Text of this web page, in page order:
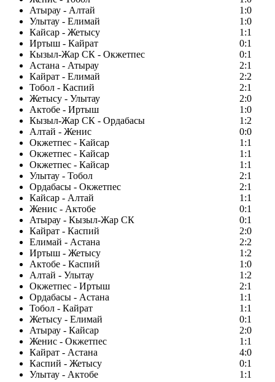
Атырау - Алтай
1:0
Улытау - Елимай
1:0
Кайсар - Жетысу
1:1
Иртыш - Кайрат
0:1
Кызыл-Жар СК - Окжетпес
0:1
Астана - Атырау
2:1
Кайрат - Елимай
2:2
Тобол - Каспий
2:1
Жетысу - Улытау
2:0
Актобе - Иртыш
1:0
Кызыл-Жар СК - Ордабасы
1:2
Алтай - Женис
0:0
Окжетпес - Кайсар
1:1
Окжетпес - Кайсар
1:1
Окжетпес - Кайсар
1:1
Улытау - Тобол
2:1
Ордабасы - Окжетпес
2:1
Кайсар - Алтай
1:1
Женис - Актобе
0:1
Атырау - Кызыл-Жар СК
0:1
Кайрат - Каспий
2:0
Елимай - Астана
2:2
Иртыш - Жетысу
1:2
Актобе - Каспий
1:0
Алтай - Улытау
1:2
Окжетпес - Иртыш
2:1
Ордабасы - Астана
1:1
Тобол - Кайрат
1:1
Жетысу - Елимай
0:1
Атырау - Кайсар
2:0
Женис - Окжетпес
1:1
Кайрат - Астана
4:0
Каспий - Жетысу
0:1
Улытау - Актобе
1:1